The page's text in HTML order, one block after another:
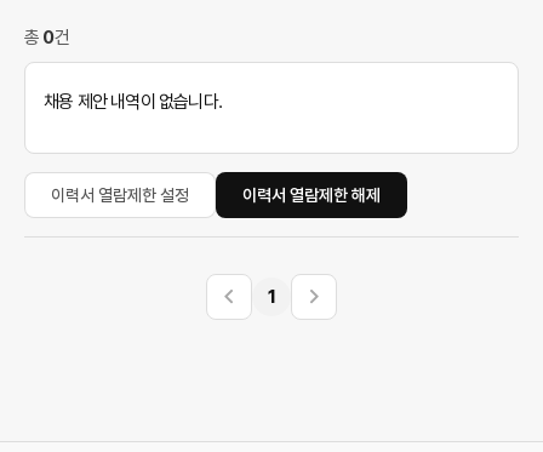
총 0건
채용 제안 내역이 없습니다.
이력서 열람제한 설정 이력서 열람제한 해제
1